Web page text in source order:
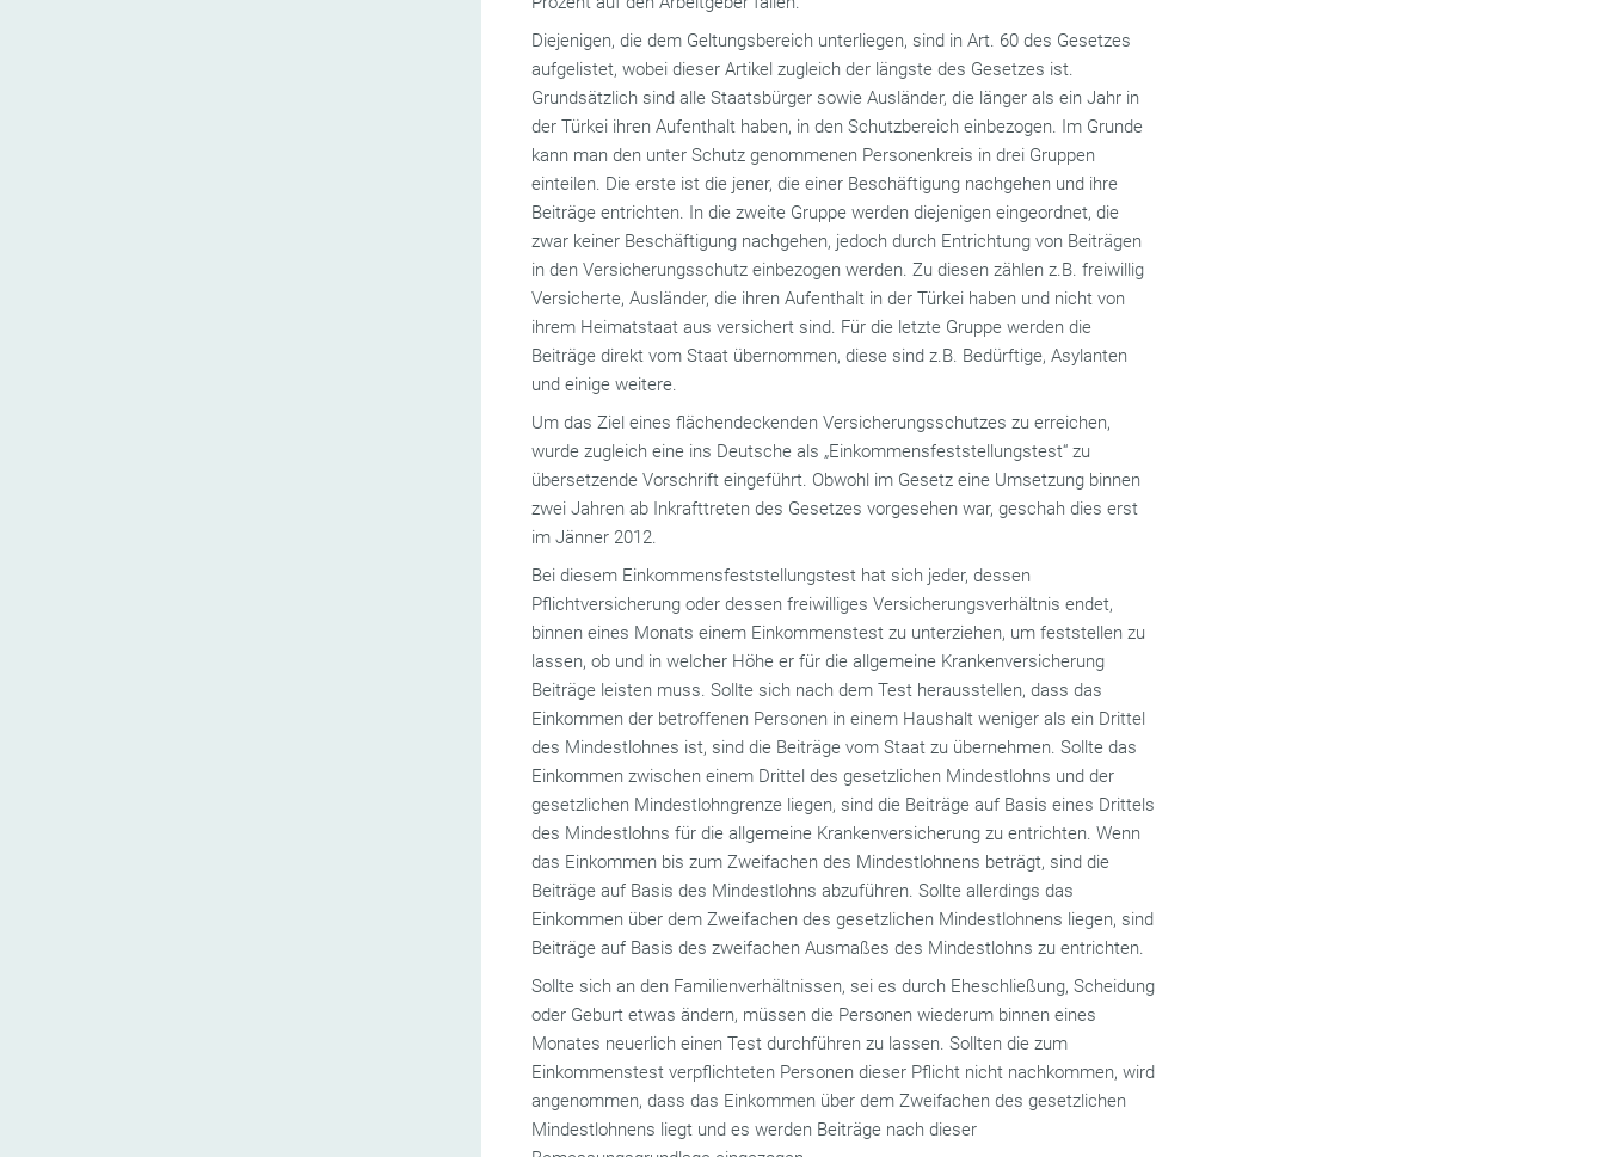
Diejenigen, die dem Geltungsbereich unterliegen, sind in Art. 60 des Gesetzes
aufgelistet, wobei dieser Artikel zugleich der längste des Gesetzes ist.
Grundsätzlich sind alle Staatsbürger sowie Ausländer, die länger als ein Jahr in
der Türkei ihren Aufenthalt haben, in den Schutzbereich einbezogen. Im Grunde
kann man den unter Schutz genommenen Personenkreis in drei Gruppen
einteilen. Die erste ist die jener, die einer Beschäftigung nachgehen und ihre
Beiträge entrichten. In die zweite Gruppe werden diejenigen eingeordnet, die
zwar keiner Beschäftigung nachgehen, jedoch durch Entrichtung von Beiträgen
in den Versicherungsschutz einbezogen werden. Zu diesen zählen z.B. freiwillig
Versicherte, Ausländer, die ihren Aufenthalt in der Türkei haben und nicht von
ihrem Heimatstaat aus versichert sind. Für die letzte Gruppe werden die
Beiträge direkt vom Staat übernommen, diese sind z.B. Bedürftige, Asylanten
und einige weitere.
Um das Ziel eines flächendeckenden Versicherungsschutzes zu erreichen,
wurde zugleich eine ins Deutsche als „Einkommensfeststellungstest“ zu
übersetzende Vorschrift eingeführt. Obwohl im Gesetz eine Umsetzung binnen
zwei Jahren ab Inkrafttreten des Gesetzes vorgesehen war, geschah dies erst
im Jänner 2012.
Bei diesem Einkommensfeststellungstest hat sich jeder, dessen
Pflichtversicherung oder dessen freiwilliges Versicherungsverhältnis endet,
binnen eines Monats einem Einkommenstest zu unterziehen, um feststellen zu
lassen, ob und in welcher Höhe er für die allgemeine Krankenversicherung
Beiträge leisten muss. Sollte sich nach dem Test herausstellen, dass das
Einkommen der betroffenen Personen in einem Haushalt weniger als ein Drittel
des Mindestlohnes ist, sind die Beiträge vom Staat zu übernehmen. Sollte das
Einkommen zwischen einem Drittel des gesetzlichen Mindestlohns und der
gesetzlichen Mindestlohngrenze liegen, sind die Beiträge auf Basis eines Drittels
des Mindestlohns für die allgemeine Krankenversicherung zu entrichten. Wenn
das Einkommen bis zum Zweifachen des Mindestlohnens beträgt, sind die
Beiträge auf Basis des Mindestlohns abzuführen. Sollte allerdings das
Einkommen über dem Zweifachen des gesetzlichen Mindestlohnens liegen, sind
Beiträge auf Basis des zweifachen Ausmaßes des Mindestlohns zu entrichten.
Sollte sich an den Familienverhältnissen, sei es durch Eheschließung, Scheidung
oder Geburt etwas ändern, müssen die Personen wiederum binnen eines
Monates neuerlich einen Test durchführen zu lassen. Sollten die zum
Einkommenstest verpflichteten Personen dieser Pflicht nicht nachkommen, wird
angenommen, dass das Einkommen über dem Zweifachen des gesetzlichen
Mindestlohnens liegt und es werden Beiträge nach dieser